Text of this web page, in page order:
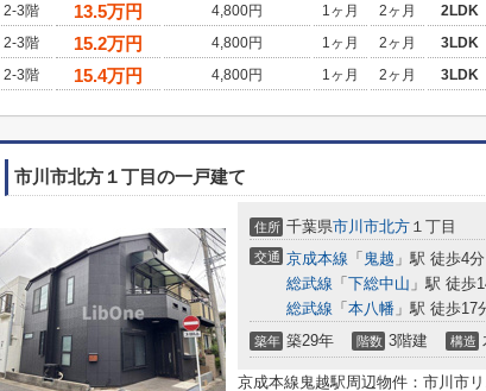
2-3階
13.5万円 4,800円 1ヶ月 2ヶ月 2LDK
2-3階
15.2万円 4,800円 1ヶ月 2ヶ月 3LDK
2-3階
15.4万円 4,800円 1ヶ月 2ヶ月 3LDK
市川市北方１丁目の一戸建て
住所 千葉県市川市北方 １丁目
交通 京成本線 「 鬼越 」駅 徒歩4分
総武線 「 下総中山 」駅 徒歩
総武線 「 本八幡 」駅 徒歩17
築年 築29年 階数 3階建 構造
京成本線鬼越駅周辺物件：市川市